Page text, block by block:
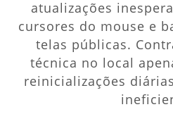
atualizações
cursores do mouse e
telas públicas.
técnica no local
reinicializações